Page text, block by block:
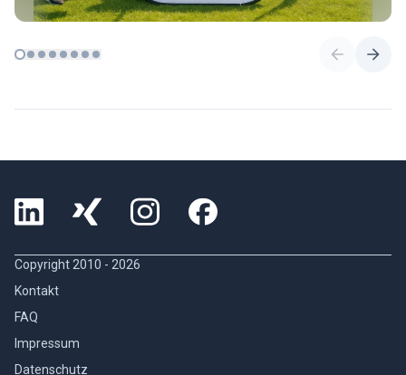
Copyright 2010 - 2026
Kontakt
FAQ
Impressum
Datenschutz